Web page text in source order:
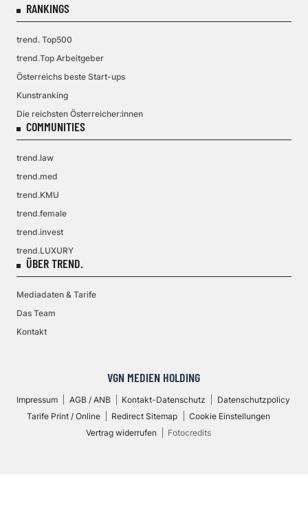
RANKINGS
trend. Top500
trend.Top Arbeitgeber
Österreichs beste Start-ups
Kunstranking
Die reichsten Österreicher:innen
COMMUNITIES
trend.law
trend.med
trend.KMU
trend.female
trend.invest
trend.LUXURY
ÜBER TREND.
Mediadaten & Tarife
Das Team
Kontakt
VGN MEDIEN HOLDING
Impressum AGB / ANB Kontakt-Datenschutz
Datenschutzpolicy
Tarife Print / Online
Redirect Sitemap
Cookie Einstellungen
Vertrag widerrufen
Fotocredits